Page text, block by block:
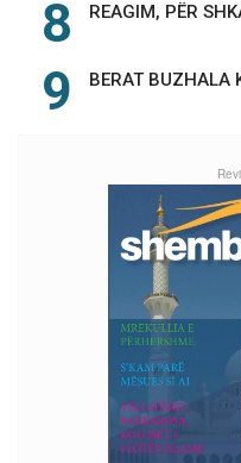
REAGIM, PËR
BERAT BUZHALA